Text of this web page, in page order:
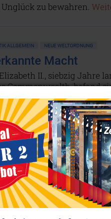
zu bewahren.
ALLGEMEIN NEUE WELTORDNUNG
Macht
II., siebzig Jahre
Commonwealth, befand
III. genau dort, wo die
Denn das „British
viel mehr, als von
ERDE • UMWELTSCHUTZ
Wald
Geringeres